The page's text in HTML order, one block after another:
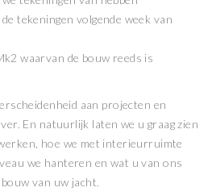
tekeningen volgende week van
waarvan de bouw reeds is
aan projecten en
En natuurlijk laten we u graag zien
hoe we met interieurruimte
we hanteren en wat u van ons
van uw jacht.